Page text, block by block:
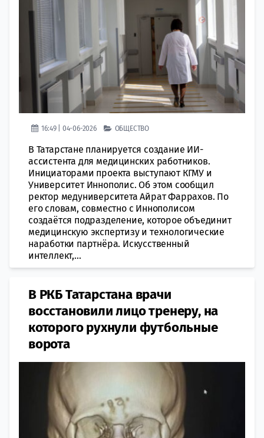
16:49 | 04-06-2026 ОБЩЕСТВО
В Татарстане планируется создание ИИ-
ассистента для медицинских работников.
Инициаторами проекта выступают КГМУ и
Университет Иннополис. Об этом сообщил
ректор медуниверситета Айрат Фаррахов. По
его словам, совместно с Иннополисом
создаётся подразделение, которое объединит
медицинскую экспертизу и технологические
наработки партнёра. Искусственный
интеллект,...
В РКБ Татарстана врачи
восстановили лицо тренеру, на
которого рухнули футбольные
ворота